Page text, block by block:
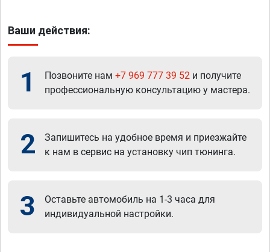
Ваши действия:
1 Позвоните нам +7 969 777 39 52 и получите
профессиональную консультацию у мастера.
2
Запишитесь на удобное время и приезжайте
к нам в сервис на установку чип тюнинга.
3
Оставьте автомобиль на 1-3 часа для
индивидуальной настройки.